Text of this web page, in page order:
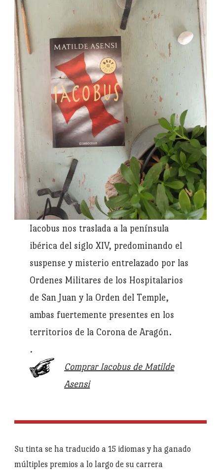
Iacobus nos traslada a la península
ibérica del siglo XIV, predominando el
suspense y misterio entrelazado por las
Ordenes Militares de los Hospitalarios
de San Juan y la Orden del Temple,
ambas fuertemente presentes en los
territorios de la Corona de Aragón.
.
Comprar Iacobus de Matilde
Asensi
Su tinta se ha traducido a 15 idiomas y ha ganado
múltiples premios a lo largo de su carrera